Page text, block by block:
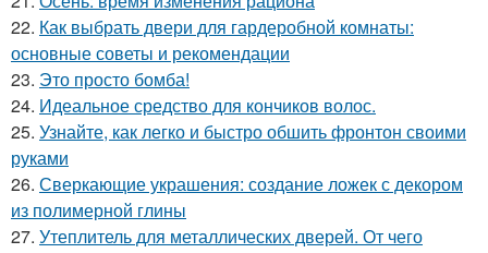
22. Как выбрать двери для гардеробной комнаты:
основные советы и рекомендации
23. Это просто бомба!
24. Идеальное средство для кончиков волос.
25. Узнайте, как легко и быстро обшить фронтон своими
руками
26. Сверкающие украшения: создание ложек с декором
из полимерной глины
27. Утеплитель для металлических дверей. От чего